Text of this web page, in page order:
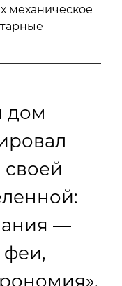
механическое
дом
—